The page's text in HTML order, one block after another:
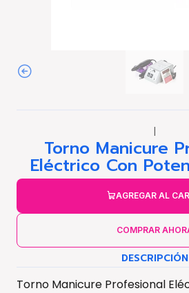
|
Torno Manicure
Eléctrico Con
AGREGAR AL
COMPRAR
DESCRIPCIÓN
Torno Manicure Profesional